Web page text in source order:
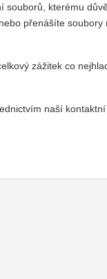
souborů, kterému
přenášíte soubory
zážitek co
naší kontaktní